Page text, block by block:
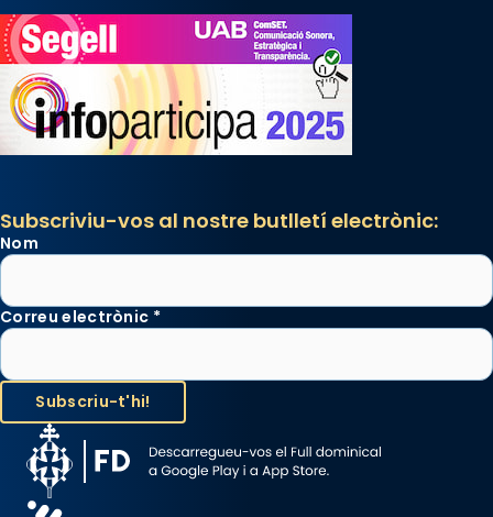
Subscriviu-vos al nostre butlletí electrònic:
Nom
Correu electrònic *